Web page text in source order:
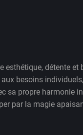
esthétique, détente et
besoins
sa propre harmonie
par la magie